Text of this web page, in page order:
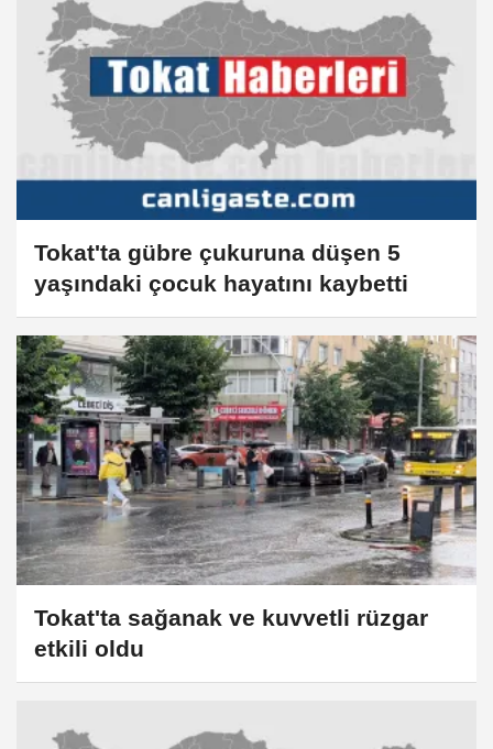
Tokat'ta gübre çukuruna düşen 5
yaşındaki çocuk hayatını kaybetti
Tokat'ta sağanak ve kuvvetli rüzgar
etkili oldu